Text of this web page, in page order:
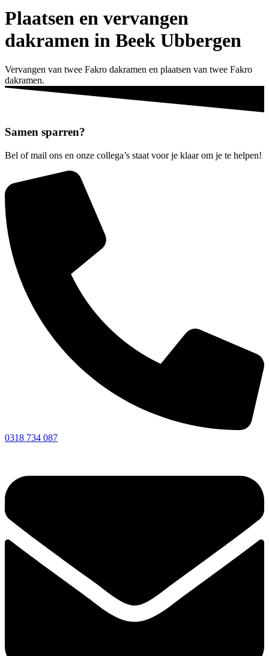
Plaatsen en vervangen
dakramen in Beek Ubbergen
Vervangen van twee Fakro dakramen en plaatsen van twee Fakro
dakramen.
Samen sparren?
Bel of mail ons en onze collega’s staat voor je klaar om je te helpen!
0318 734 087